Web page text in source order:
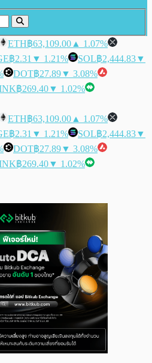
ETH฿63,109.00 ▲ 1.07%
฿2.31 ▼ 1.21% SOL฿2,444.83▼
DOT฿27.89▼ 3.08%
฿269.40▼ 1.02%
ETH฿63,109.00 ▲ 1.07%
฿2.31 ▼ 1.21% SOL฿2,444.83▼
DOT฿27.89▼ 3.08%
฿269.40▼ 1.02%